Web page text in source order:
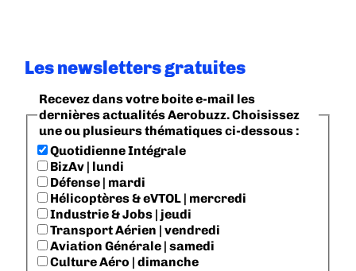
Les newsletters gratuites
Recevez dans votre boite e-mail les
dernières actualités Aerobuzz. Choisissez
une ou plusieurs thématiques ci-dessous :
Quotidienne Intégrale
BizAv | lundi
Défense | mardi
Hélicoptères & eVTOL | mercredi
Industrie & Jobs | jeudi
Transport Aérien | vendredi
Aviation Générale | samedi
Culture Aéro | dimanche